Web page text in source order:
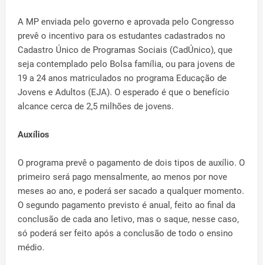
A MP enviada pelo governo e aprovada pelo Congresso
prevê o incentivo para os estudantes cadastrados no
Cadastro Único de Programas Sociais (CadÚnico), que
seja contemplado pelo Bolsa família, ou para jovens de
19 a 24 anos matriculados no programa Educação de
Jovens e Adultos (EJA). O esperado é que o benefício
alcance cerca de 2,5 milhões de jovens.
Auxílios
O programa prevê o pagamento de dois tipos de auxílio. O
primeiro será pago mensalmente, ao menos por nove
meses ao ano, e poderá ser sacado a qualquer momento.
O segundo pagamento previsto é anual, feito ao final da
conclusão de cada ano letivo, mas o saque, nesse caso,
só poderá ser feito após a conclusão de todo o ensino
médio.